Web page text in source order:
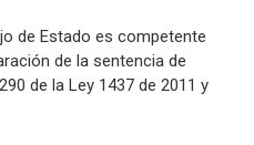
de Estado es competente
de la sentencia de
de la Ley 1437 de 2011 y